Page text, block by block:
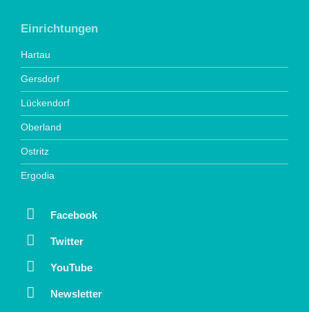
Einrichtungen
Hartau
Gersdorf
Lückendorf
Oberland
Ostritz
Ergodia
Facebook
Twitter
YouTube
Newsletter